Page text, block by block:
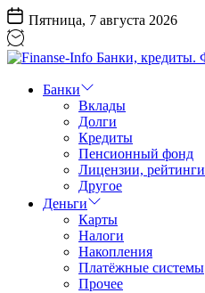
Перейти
к
содержанию
Пятница, 7 августа 2026
Info
Финансовый
обозреватель
Банки
Вклады
Долги
Кредиты
Пенсионный фонд
Лицензии, рейтинги
Другое
Деньги
Карты
Налоги
Накопления
Платёжные системы
Прочее